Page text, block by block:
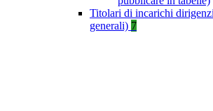
Titolari di incarichi
generali) 7